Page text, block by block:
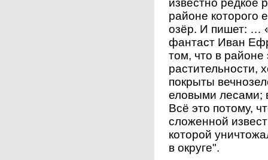
известно редкое
районе которого
озёр. И пишет: …
фантаст Иван
том, что в районе
растительности,
покрыты
еловыми лесами;
Всё это потому,
сложенной
которой
в округе".